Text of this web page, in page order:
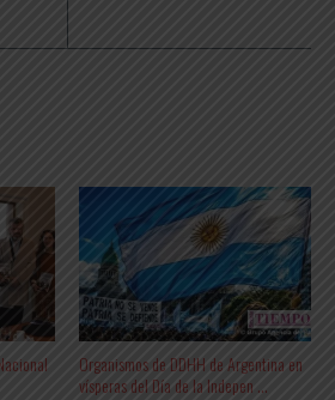
Organismos de DDHH de Argentina en
vísperas del Día de la Indepen ...